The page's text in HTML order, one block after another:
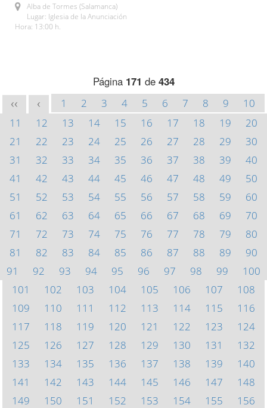
Alba de Tormes (Salamanca)
Lugar: Iglesia de la Anunciación
Hora: 13:00 h.
Página 171 de 434
<< < 1 2 3 4 5 6 7 8 9
10
11
12 13 14 15 16 17 18 19
20
21
22 23 24 25 26 27 28 29
30
31
32 33 34 35 36 37 38 39
40
41
42 43 44 45 46 47 48 49
50
51
52 53 54 55 56 57 58 59
60
61
62 63 64 65 66 67 68 69
70
71
72 73 74 75 76 77 78 79
80
81
82 83 84 85 86 87 88 89
90
91
92 93 94 95 96 97 98 99
100
101
102 103 104 105 106 107
108
109
110 111 112 113 114 115
116
117
118 119 120 121 122 123
124
125
126 127 128 129 130 131
132
133
134 135 136 137 138 139
140
141
142 143 144 145 146 147
148
149
150 151 152 153 154 155
156